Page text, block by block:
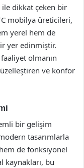
dikkat çeken bir
mobilya üreticileri,
yerel hem de
yer edinmiştir.
olmanın
ve konfor
bir gelişim
tasarımlarla
de fonksiyonel
kaynakları, bu